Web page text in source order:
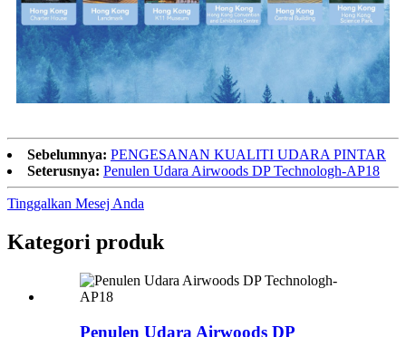
Sebelumnya: PENGESANAN KUALITI UDARA PINTAR
Seterusnya: Penulen Udara Airwoods DP Technologh-AP18
Tinggalkan Mesej Anda
Kategori produk
Penulen Udara Airwoods DP